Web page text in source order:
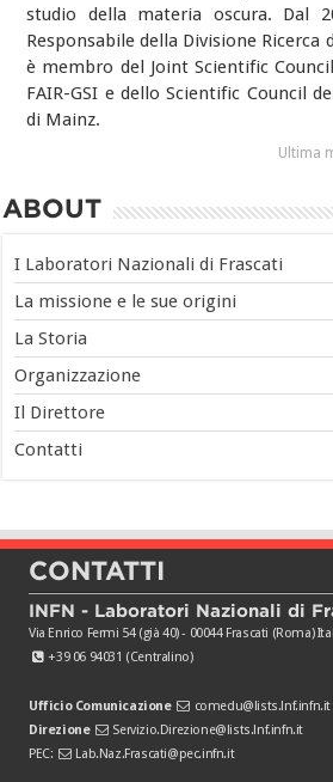
studio della materia oscura. Dal
Responsabile della Divisione Ricerca
è membro del Joint Scientific
FAIR-GSI e dello Scientific Council
di Mainz.
Ultima
ABOUT
I Laboratori Nazionali di Frascati
La missione e le sue origini
La Storia
Organizzazione
Il Direttore
Contatti
CONTATTI
INFN - Laboratori Nazionali di
Via Enrico Fermi 54 (già 40) - 00044 Frascati (Roma)
+39 06 94031 (Centralino)
Ufficio Comunicazione
comedu@lists.lnf.infn.it
Direzione
Servizio.Direzione@lists.lnf.infn.it
PEC:
Lab.Naz.Frascati@pec.infn.it